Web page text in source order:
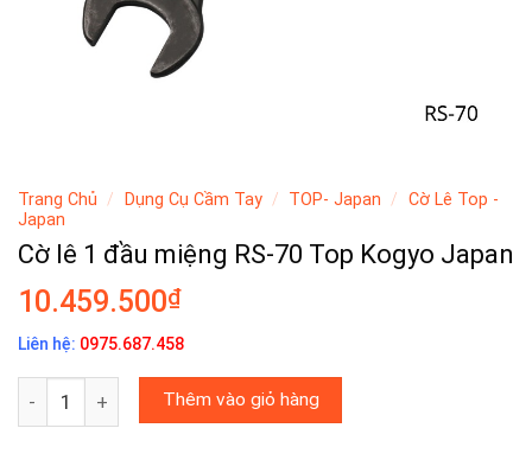
Trang Chủ / Dụng Cụ Cầm Tay / TOP- Japan /
Cờ Lê Top -
Japan
Cờ lê 1 đầu miệng RS-70 Top Kogyo Japan
10.459.500₫
Liên hệ: 0975.687.458
Cờ lê 1 đầu miệng RS-70 Top Kogyo Japan số lượng
Thêm vào giỏ hàng